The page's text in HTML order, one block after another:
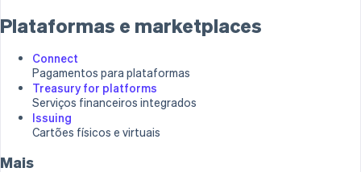
Plataformas e marketplaces
Connect
Pagamentos para plataformas
Treasury for platforms
Serviços financeiros integrados
Issuing
Cartões físicos e virtuais
Plataformas e marketplaces
Connect
Pagamentos para plataformas
Treasury for platforms
Serviços financeiros integrados
Issuing
Cartões físicos e virtuais
Mais